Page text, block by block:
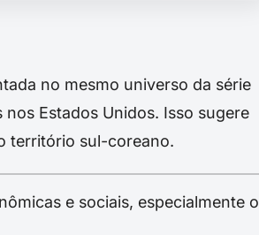
no mesmo universo da série
Estados Unidos. Isso sugere
território sul-coreano.
e sociais, especialmente o